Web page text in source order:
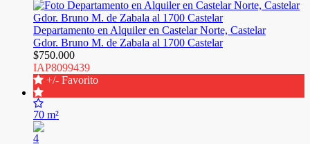
Departamento en Alquiler en Castelar Norte, Castelar
Gdor. Bruno M. de Zabala al 1700 Castelar
$750.000
IAP8099439
+/- Favorito
70 m²
4